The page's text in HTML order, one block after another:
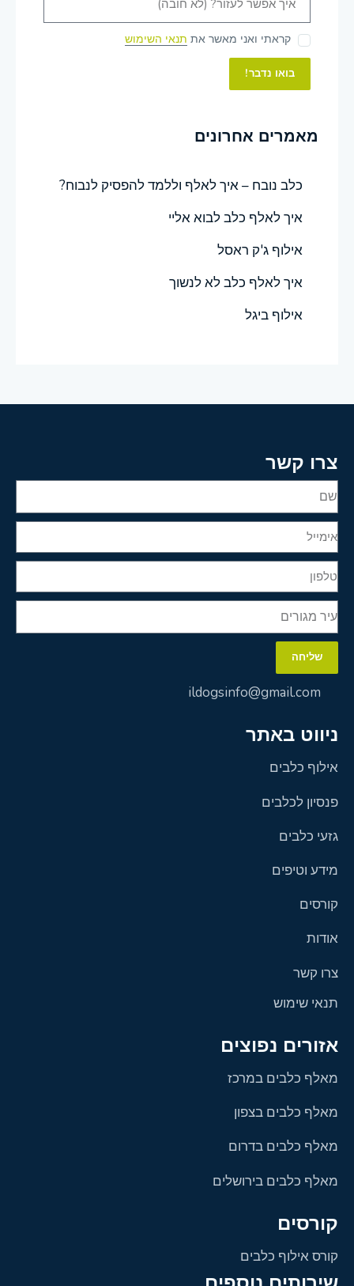
קראתי ואני מאשר את תנאי השימוש
בואו נדבר!
מאמרים אחרונים
כלב נובח – איך לאלף וללמד להפסיק לנבוח?
איך לאלף כלב לבוא אליי
אילוף ג'ק ראסל
איך לאלף כלב לא לנשוך
אילוף ביגל
צרו קשר
שליחה
ildogsinfo@gmail.com
ניווט באתר
אילוף כלבים
פנסיון לכלבים
גזעי כלבים
מידע וטיפים
קורסים
אודות
צרו קשר
תנאי שימוש
אזורים נפוצים
מאלף כלבים במרכז
מאלף כלבים בצפון
מאלף כלבים בדרום
מאלף כלבים בירושלים
קורסים
קורס אילוף כלבים